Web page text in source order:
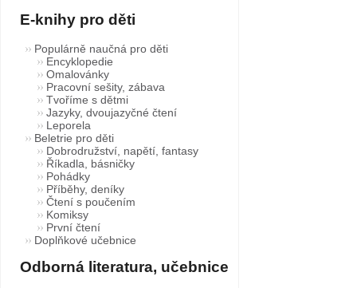
E-knihy pro děti
Populárně naučná pro děti
Encyklopedie
Omalovánky
Pracovní sešity, zábava
Tvoříme s dětmi
Jazyky, dvoujazyčné čtení
Leporela
Beletrie pro děti
Dobrodružství, napětí, fantasy
Říkadla, básničky
Pohádky
Příběhy, deníky
Čtení s poučením
Komiksy
První čtení
Doplňkové učebnice
Odborná literatura, učebnice